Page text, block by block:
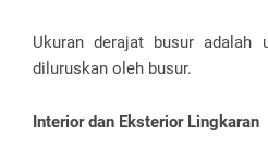
Ukuran derajat busur adalah
diluruskan oleh busur.
Interior dan Eksterior Lingkaran